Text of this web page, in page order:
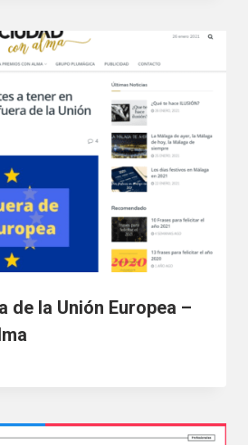
de la Unión Europea –